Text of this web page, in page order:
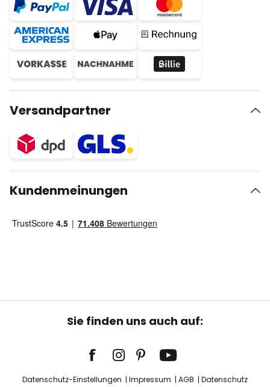
Versandpartner
Kundenmeinungen
Sie finden uns auch auf:
Datenschutz-Einstellungen Impressum AGB Datenschutz